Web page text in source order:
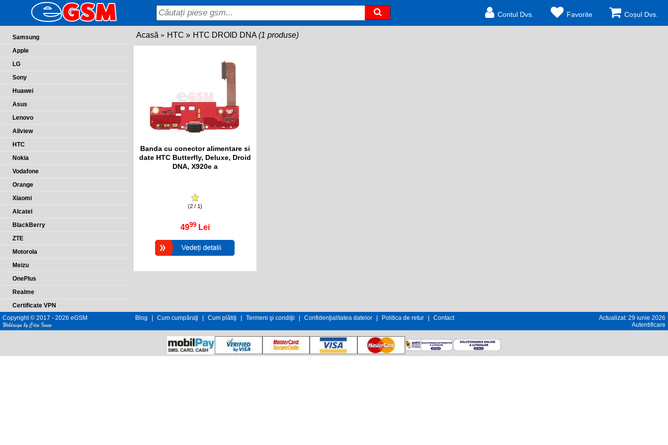
Contul Dvs. Favorite Coșul Dvs.
Samsung
Apple
LG
Sony
Huawei
Asus
Lenovo
Allview
HTC
Nokia
Vodafone
Orange
Xiaomi
Alcatel
BlackBerry
ZTE
Motorola
Meizu
OnePlus
Realme
Certificate VPN
Acasă HTC HTC DROID DNA (1 produse)
Banda cu conector alimentare si
date HTC Butterfly, Deluxe, Droid
DNA, X920e a
(2 / 1)
4999 Lei
Copyright © 2017 - 2026 eGSM Blog Cum cumpăraţi Cum plătiţi Termeni şi condiţii Confidenţialitatea datelor Politica de retur Contact
Actualizat: 29 iunie 2026
Autentificare